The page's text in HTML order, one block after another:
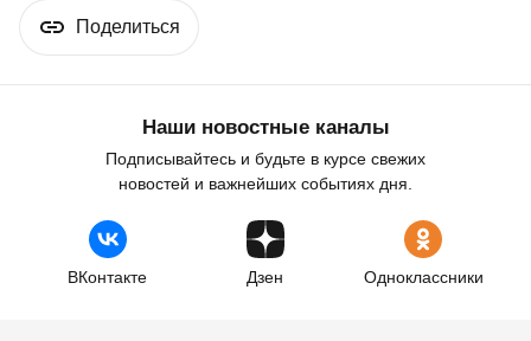
Поделиться
Наши новостные каналы
Подписывайтесь и будьте в курсе свежих
новостей и важнейших событиях дня.
ВКонтакте Дзен Одноклассники